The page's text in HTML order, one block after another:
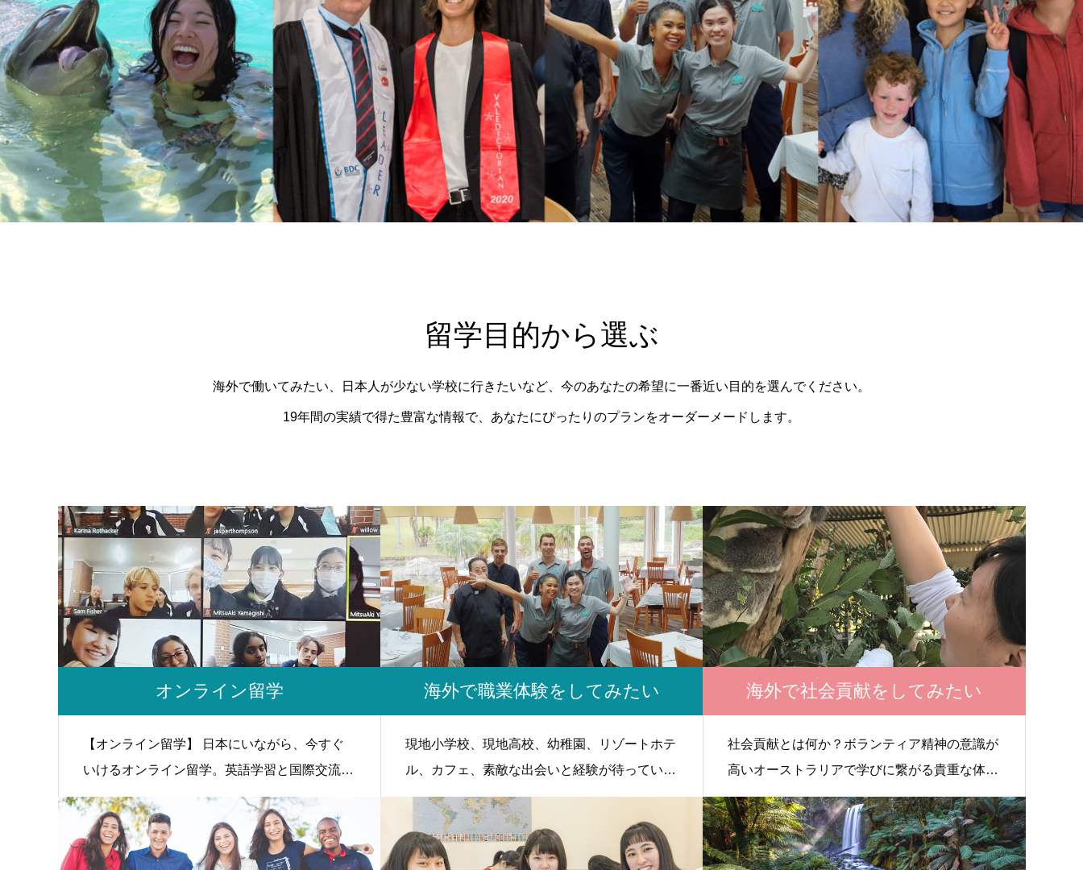
留学目的から選ぶ
海外で働いてみたい、日本人が少ない学校に行きたいなど、今のあなたの希望に一番近い目的を選んでください。
19年間の実績で得た豊富な情報で、あなたにぴったりのプランをオーダーメードします。
オンライン留学
【オンライン留学】 日本にいながら、今すぐ
いけるオンライン留学。英語学習と国際交流や
ホームステイなど様々な体験ができます！
海外で職業体験をしてみたい
現地小学校、現地高校、幼稚園、リゾートホテ
ル、カフェ、素敵な出会いと経験が待っていま
す。
海外で社会貢献をしてみたい
社会貢献とは何か？ボランティア精神の意識が
高いオーストラリアで学びに繋がる貴重な体験
が待っています。